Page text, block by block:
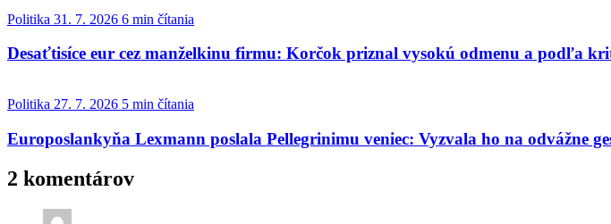
Politika 31. 7. 2026 6 min čítania
Desaťtisíce eur cez manželkinu firmu: Korčok priznal vysokú odmenu a podľa
Politika 27. 7. 2026 5 min čítania
Europoslankyňa Lexmann poslala Pellegrinimu veniec: Vyzvala ho na odvážne
2 komentárov